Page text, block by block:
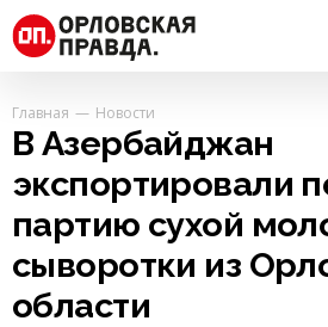
Главная Новости
В Азербайджан
экспортировали
партию сухой
сыворотки из
области